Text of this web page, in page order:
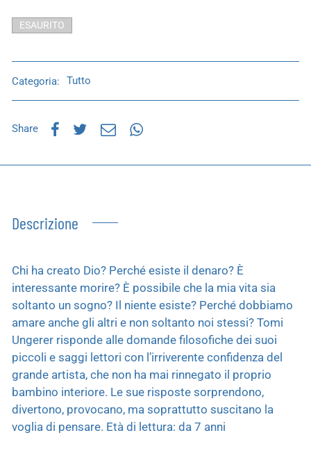
ESAURITO
Categoria: Tutto
Share
Descrizione
Chi ha creato Dio? Perché esiste il denaro? È
interessante morire? È possibile che la mia vita sia
soltanto un sogno? Il niente esiste? Perché dobbiamo
amare anche gli altri e non soltanto noi stessi? Tomi
Ungerer risponde alle domande filosofiche dei suoi
piccoli e saggi lettori con l’irriverente confidenza del
grande artista, che non ha mai rinnegato il proprio
bambino interiore. Le sue risposte sorprendono,
divertono, provocano, ma soprattutto suscitano la
voglia di pensare. Età di lettura: da 7 anni